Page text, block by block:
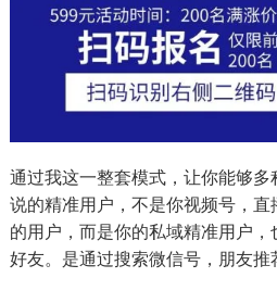
通过我这一整套模式，让你能够
说的精准用户，不是你视频号，
的用户，而是你的私域精准用户
好友。是通过搜索微信号，朋友推